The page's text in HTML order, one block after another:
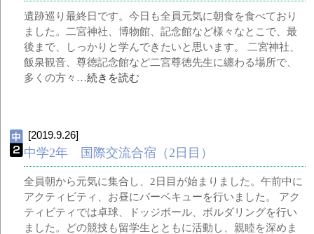
遺跡巡り最終日です。今日も全員元気に朝食を食べており
ました。二宮神社、博物館、記念館など様々なとこで、最
後まで、しっかりと学んできたいと思います。 二宮神社、
飯泉観音、尊徳記念館など二宮尊徳先生に纏わる場所で、
多くの方々…続きを読む
[2019.9.26]
中学2年 国際交流合宿（2日目）
全員朝から元気に集合し、2日目が始まりました。午前中に
アクティビティ、お昼にバーベキューを行いました。 アク
ティビティでは卓球、ドッジボール、ボルダリングを行い
ました。どの競技も留学生とともに活動し、親睦を深めま